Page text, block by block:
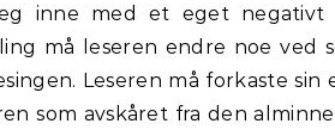
inne med et eget negativt
må leseren endre noe ved
Leseren må forkaste
som avskåret fra den